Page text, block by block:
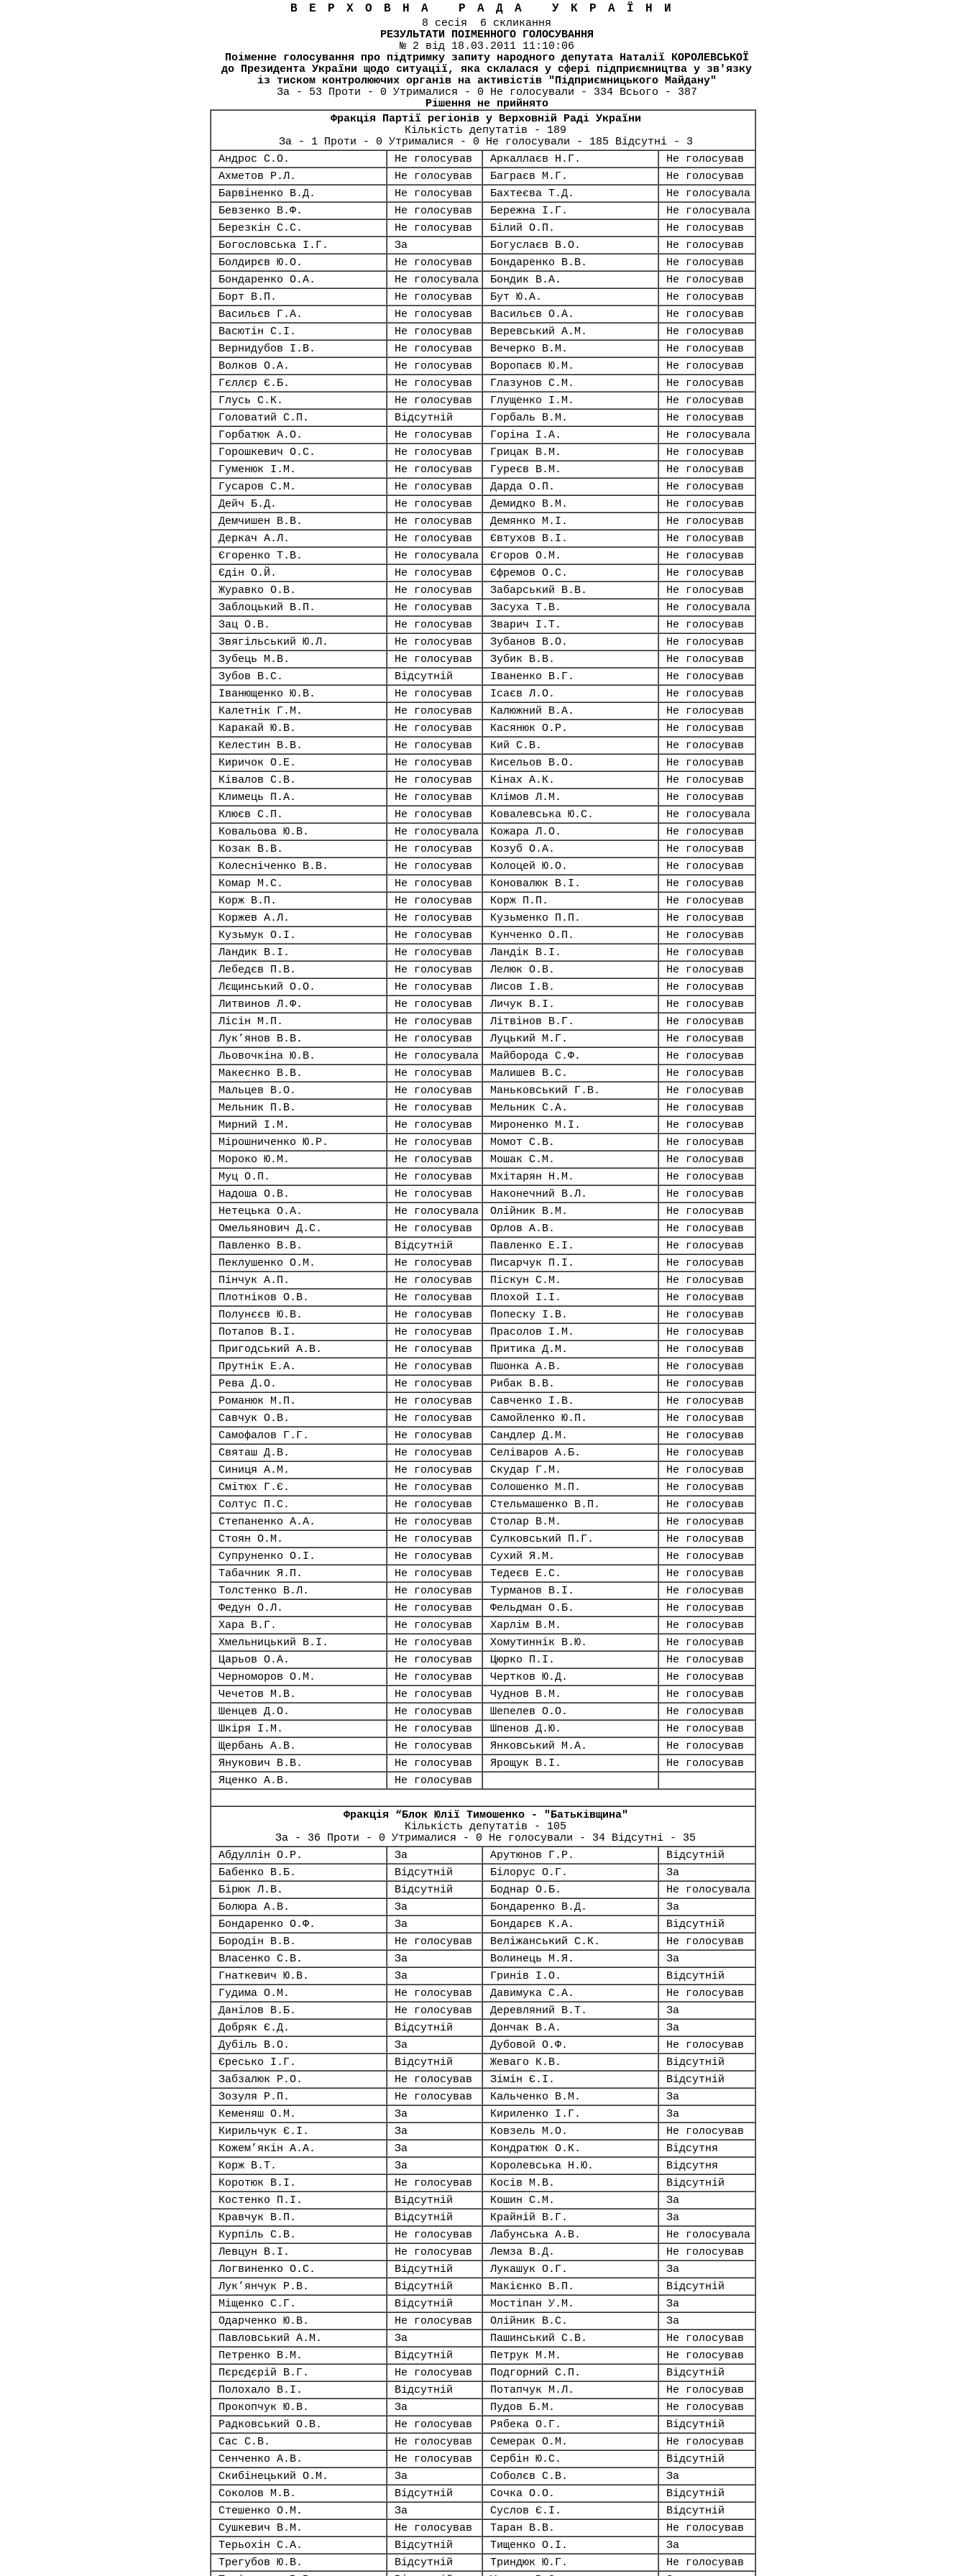
ВЕРХОВНА РАДА УКРАЇНИ
8 сесія 6 скликання
РЕЗУЛЬТАТИ ПОІМЕННОГО ГОЛОСУВАННЯ
№ 2 від 18.03.2011 11:10:06
Поіменне голосування про підтримку запиту народного депутата Наталії КОРОЛЕВСЬКОЇ
до Президента України щодо ситуації, яка склалася у сфері підприємництва у зв'язку
із тиском контролюючих органів на активістів "Підприємницького Майдану"
За - 53 Проти - 0 Утрималися - 0 Не голосували - 334 Всього - 387
Рішення не прийнято
Фракція Партії регіонів у Верховній Раді України
Кількість депутатів - 189
За - 1 Проти - 0 Утрималися - 0 Не голосували - 185 Відсутні - 3
Андрос С.О.
Не голосував Аркаллаєв Н.Г.
Не голосував
Ахметов Р.Л.
Не голосував Баграєв М.Г.
Не голосував
Барвіненко В.Д.
Не голосував Бахтеєва Т.Д.
Не голосувала
Бевзенко В.Ф.
Не голосував Бережна І.Г.
Не голосувала
Березкін С.С.
Не голосував Білий О.П.
Не голосував
Богословська І.Г.
За Богуслаєв В.О.
Не голосував
Болдирєв Ю.О.
Не голосував Бондаренко В.В.
Не голосував
Бондаренко О.А.
Не голосувала Бондик В.А.
Не голосував
Борт В.П.
Не голосував Бут Ю.А.
Не голосував
Васильєв Г.А.
Не голосував Васильєв О.А.
Не голосував
Васютін С.І.
Не голосував Веревський А.М.
Не голосував
Вернидубов І.В.
Не голосував Вечерко В.М.
Не голосував
Волков О.А.
Не голосував Воропаєв Ю.М.
Не голосував
Гєллєр Є.Б.
Не голосував Глазунов С.М.
Не голосував
Глусь С.К.
Не голосував Глущенко І.М.
Не голосував
Головатий С.П.
Відсутній Горбаль В.М.
Не голосував
Горбатюк А.О.
Не голосував Горіна І.А.
Не голосувала
Горошкевич О.С.
Не голосував Грицак В.М.
Не голосував
Гуменюк І.М.
Не голосував Гуреєв В.М.
Не голосував
Гусаров С.М.
Не голосував Дарда О.П.
Не голосував
Дейч Б.Д.
Не голосував Демидко В.М.
Не голосував
Демчишен В.В.
Не голосував Демянко М.І.
Не голосував
Деркач А.Л.
Не голосував Євтухов В.І.
Не голосував
Єгоренко Т.В.
Не голосувала Єгоров О.М.
Не голосував
Єдін О.Й.
Не голосував Єфремов О.С.
Не голосував
Журавко О.В.
Не голосував Забарський В.В.
Не голосував
Заблоцький В.П.
Не голосував Засуха Т.В.
Не голосувала
Зац О.В.
Не голосував Зварич І.Т.
Не голосував
Звягільський Ю.Л.
Не голосував Зубанов В.О.
Не голосував
Зубець М.В.
Не голосував Зубик В.В.
Не голосував
Зубов В.С.
Відсутній Іваненко В.Г.
Не голосував
Іванющенко Ю.В.
Не голосував Ісаєв Л.О.
Не голосував
Калетнік Г.М.
Не голосував Калюжний В.А.
Не голосував
Каракай Ю.В.
Не голосував Касянюк О.Р.
Не голосував
Келестин В.В.
Не голосував Кий С.В.
Не голосував
Киричок О.Е.
Не голосував Кисельов В.О.
Не голосував
Ківалов С.В.
Не голосував Кінах А.К.
Не голосував
Климець П.А.
Не голосував Клімов Л.М.
Не голосував
Клюєв С.П.
Не голосував Ковалевська Ю.С.
Не голосувала
Ковальова Ю.В.
Не голосувала Кожара Л.О.
Не голосував
Козак В.В.
Не голосував Козуб О.А.
Не голосував
Колесніченко В.В.
Не голосував Колоцей Ю.О.
Не голосував
Комар М.С.
Не голосував Коновалюк В.І.
Не голосував
Корж В.П.
Не голосував Корж П.П.
Не голосував
Коржев А.Л.
Не голосував Кузьменко П.П.
Не голосував
Кузьмук О.І.
Не голосував Кунченко О.П.
Не голосував
Ландик В.І.
Не голосував Ландік В.І.
Не голосував
Лебедєв П.В.
Не голосував Лелюк О.В.
Не голосував
Лєщинський О.О.
Не голосував Лисов І.В.
Не голосував
Литвинов Л.Ф.
Не голосував Личук В.І.
Не голосував
Лісін М.П.
Не голосував Літвінов В.Г.
Не голосував
Лук’янов В.В.
Не голосував Луцький М.Г.
Не голосував
Льовочкіна Ю.В.
Не голосувала Майборода С.Ф.
Не голосував
Макеєнко В.В.
Не голосував Малишев В.С.
Не голосував
Мальцев В.О.
Не голосував Маньковський Г.В.
Не голосував
Мельник П.В.
Не голосував Мельник С.А.
Не голосував
Мирний І.М.
Не голосував Мироненко М.І.
Не голосував
Мірошниченко Ю.Р.
Не голосував Момот С.В.
Не голосував
Мороко Ю.М.
Не голосував Мошак С.М.
Не голосував
Муц О.П.
Не голосував Мхітарян Н.М.
Не голосував
Надоша О.В.
Не голосував Наконечний В.Л.
Не голосував
Нетецька О.А.
Не голосувала Олійник В.М.
Не голосував
Омельянович Д.С.
Не голосував Орлов А.В.
Не голосував
Павленко В.В.
Відсутній Павленко Е.І.
Не голосував
Пеклушенко О.М.
Не голосував Писарчук П.І.
Не голосував
Пінчук А.П.
Не голосував Піскун С.М.
Не голосував
Плотніков О.В.
Не голосував Плохой І.І.
Не голосував
Полунєєв Ю.В.
Не голосував Попеску І.В.
Не голосував
Потапов В.І.
Не голосував Прасолов І.М.
Не голосував
Пригодський А.В.
Не голосував Притика Д.М.
Не голосував
Прутнік Е.А.
Не голосував Пшонка А.В.
Не голосував
Рева Д.О.
Не голосував Рибак В.В.
Не голосував
Романюк М.П.
Не голосував Савченко І.В.
Не голосував
Савчук О.В.
Не голосував Самойленко Ю.П.
Не голосував
Самофалов Г.Г.
Не голосував Сандлер Д.М.
Не голосував
Святаш Д.В.
Не голосував Селіваров А.Б.
Не голосував
Синиця А.М.
Не голосував Скудар Г.М.
Не голосував
Смітюх Г.Є.
Не голосував Солошенко М.П.
Не голосував
Солтус П.С.
Не голосував Стельмашенко В.П.
Не голосував
Степаненко А.А.
Не голосував Столар В.М.
Не голосував
Стоян О.М.
Не голосував Сулковський П.Г.
Не голосував
Супруненко О.І.
Не голосував Сухий Я.М.
Не голосував
Табачник Я.П.
Не голосував Тедеєв Е.С.
Не голосував
Толстенко В.Л.
Не голосував Турманов В.І.
Не голосував
Федун О.Л.
Не голосував Фельдман О.Б.
Не голосував
Хара В.Г.
Не голосував Харлім В.М.
Не голосував
Хмельницький В.І.
Не голосував Хомутиннік В.Ю.
Не голосував
Царьов О.А.
Не голосував Цюрко П.І.
Не голосував
Черноморов О.М.
Не голосував Чертков Ю.Д.
Не голосував
Чечетов М.В.
Не голосував Чуднов В.М.
Не голосував
Шенцев Д.О.
Не голосував Шепелев О.О.
Не голосував
Шкіря І.М.
Не голосував Шпенов Д.Ю.
Не голосував
Щербань А.В.
Не голосував Янковський М.А.
Не голосував
Янукович В.В.
Не голосував Ярощук В.І.
Не голосував
Яценко А.В.
Не голосував
Фракція “Блок Юлії Тимошенко - "Батьківщина"
Кількість депутатів - 105
За - 36 Проти - 0 Утрималися - 0 Не голосували - 34 Відсутні - 35
Абдуллін О.Р.
За Арутюнов Г.Р.
Відсутній
Бабенко В.Б.
Відсутній Білорус О.Г.
За
Бірюк Л.В.
Відсутній Боднар О.Б.
Не голосувала
Болюра А.В.
За Бондаренко В.Д.
За
Бондаренко О.Ф.
За Бондарєв К.А.
Відсутній
Бородін В.В.
Не голосував Веліжанський С.К.
Не голосував
Власенко С.В.
За Волинець М.Я.
За
Гнаткевич Ю.В.
За Гринів І.О.
Відсутній
Гудима О.М.
Не голосував Давимука С.А.
Не голосував
Данілов В.Б.
Не голосував Деревляний В.Т.
За
Добряк Є.Д.
Відсутній Дончак В.А.
За
Дубіль В.О.
За Дубовой О.Ф.
Не голосував
Єресько І.Г.
Відсутній Жеваго К.В.
Відсутній
Забзалюк Р.О.
Не голосував Зімін Є.І.
Відсутній
Зозуля Р.П.
Не голосував Кальченко В.М.
За
Кеменяш О.М.
За Кириленко І.Г.
За
Кирильчук Є.І.
За Ковзель М.О.
Не голосував
Кожем’якін А.А.
За Кондратюк О.К.
Відсутня
Корж В.Т.
За Королевська Н.Ю.
Відсутня
Коротюк В.І.
Не голосував Косів М.В.
Відсутній
Костенко П.І.
Відсутній Кошин С.М.
За
Кравчук В.П.
Відсутній Крайній В.Г.
За
Курпіль С.В.
Не голосував Лабунська А.В.
Не голосувала
Левцун В.І.
Не голосував Лемза В.Д.
Не голосував
Логвиненко О.С.
Відсутній Лукашук О.Г.
За
Лук’янчук Р.В.
Відсутній Макієнко В.П.
Відсутній
Міщенко С.Г.
Відсутній Мостіпан У.М.
За
Одарченко Ю.В.
Не голосував Олійник В.С.
За
Павловський А.М.
За Пашинський С.В.
Не голосував
Петренко В.М.
Відсутній Петрук М.М.
Не голосував
Пєрєдєрій В.Г.
Не голосував Подгорний С.П.
Відсутній
Полохало В.І.
Відсутній Потапчук М.Л.
Не голосував
Прокопчук Ю.В.
За Пудов Б.М.
Не голосував
Радковський О.В.
Не голосував Рябека О.Г.
Відсутній
Сас С.В.
Не голосував Семерак О.М.
Не голосував
Сенченко А.В.
Не голосував Сербін Ю.С.
Відсутній
Скибінецький О.М.
За Соболєв С.В.
За
Соколов М.В.
Відсутній Сочка О.О.
Відсутній
Стешенко О.М.
За Суслов Є.І.
Відсутній
Сушкевич В.М.
Не голосував Таран В.В.
Не голосував
Терьохін С.А.
Відсутній Тищенко О.І.
За
Трегубов Ю.В.
Відсутній Триндюк Ю.Г.
Не голосував